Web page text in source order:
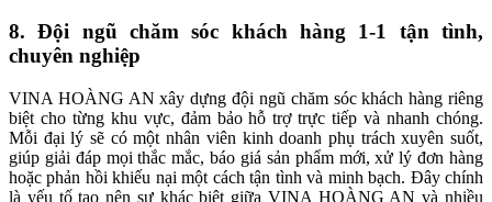
8. Đội ngũ chăm sóc khách hàng 1-1 tận tình,
chuyên nghiệp
VINA HOÀNG AN xây dựng đội ngũ chăm sóc khách hàng riêng
biệt cho từng khu vực, đảm bảo hỗ trợ trực tiếp và nhanh chóng.
Mỗi đại lý sẽ có một nhân viên kinh doanh phụ trách xuyên suốt,
giúp giải đáp mọi thắc mắc, báo giá sản phẩm mới, xử lý đơn hàng
hoặc phản hồi khiếu nại một cách tận tình và minh bạch. Đây chính
là yếu tố tạo nên sự khác biệt giữa VINA HOÀNG AN và nhiều